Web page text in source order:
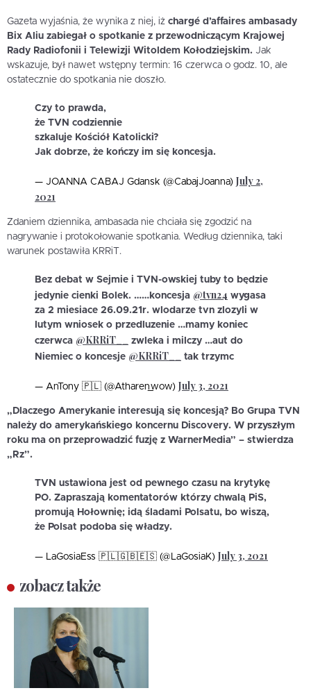
Gazeta wyjaśnia, że wynika z niej, iż chargé d’affaires ambasady
Bix Aliu zabiegał o spotkanie z przewodniczącym Krajowej
Rady Radiofonii i Telewizji Witoldem Kołodziejskim. Jak
wskazuje, był nawet wstępny termin: 16 czerwca o godz. 10, ale
ostatecznie do spotkania nie doszło.
Czy to prawda,
że TVN codziennie
szkaluje Kościół Katolicki?
Jak dobrze, że kończy im się koncesja.
— JOANNA CABAJ Gdansk (@CabajJoanna) July 2,
2021
Zdaniem dziennika, ambasada nie chciała się zgodzić na
nagrywanie i protokołowanie spotkania. Według dziennika, taki
warunek postawiła KRRiT.
Bez debat w Sejmie i TVN-owskiej tuby to będzie
jedynie cienki Bolek. ……koncesja @tvn24 wygasa
za 2 miesiace 26.09.21r. wlodarze tvn zlozyli w
lutym wniosek o przedluzenie …mamy koniec
czerwca @KRRiT__
zwleka i milczy …aut do
Niemiec o koncesje @KRRiT__ tak trzymc
— AnTony 🇵🇱 (@Atharen_wow) July 3, 2021
„Dlaczego Amerykanie interesują się koncesją? Bo Grupa TVN
należy do amerykańskiego koncernu Discovery. W przyszłym
roku ma on przeprowadzić fuzję z WarnerMedia” – stwierdza
„Rz”.
TVN ustawiona jest od pewnego czasu na krytykę
PO. Zapraszają komentatorów którzy chwalą PiS,
promują Hołownię; idą śladami Polsatu, bo wiszą,
że Polsat podoba się władzy.
— LaGosiaEss 🇵🇱🇬🇧🇪🇸 (@LaGosiaK) July 3, 2021
zobacz także